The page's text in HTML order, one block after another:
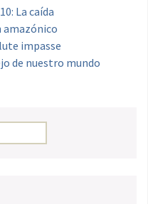
La caída
amazónico
impasse
de nuestro mundo